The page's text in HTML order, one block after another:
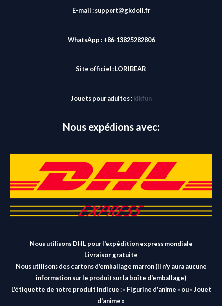
E-mail : support@gkdoll.fr
WhatsApp : +86-13825282806
Site officiel :LORIBEAR
Jouets pour adultes : kikfun
Nous expédions avec:
Nous utilisons DHL pour l'expédition express mondiale
Livraison gratuite
Nous utilisons des cartons d'emballage marron (il n'y aura aucune
information sur le produit sur la boîte d'emballage)
L'étiquette de notre produit indique : « Figurine d'anime » ou « Jouet
d'anime »